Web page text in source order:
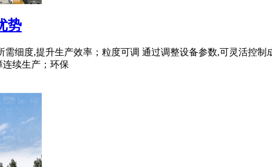
势
细度,提升生产效率；粒度可调 通过调整设备参数,可灵活控
续生产；环保